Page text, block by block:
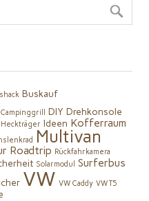
Buskauf
Campinggrill DIY Drehkonsole
Heckträger Ideen Kofferraum
Multivan
Roadtrip Rückfahrkamera
Solarmodul Surferbus
VW VW Caddy VW T5